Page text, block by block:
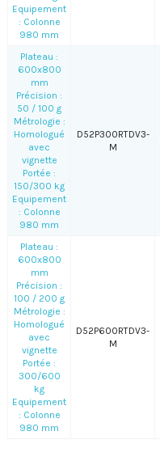
Equipement
: Colonne
980 mm
Plateau :
600x800
mm
Précision :
50 / 100 g
Métrologie :
Homologué
avec
vignette
Portée :
150/300 kg
Equipement
: Colonne
980 mm
D52P300RTDV3-
M
Plateau :
600x800
mm
Précision :
100 / 200 g
Métrologie :
Homologué
avec
vignette
Portée :
300/600
kg
Equipement
: Colonne
980 mm
D52P600RTDV3-
M